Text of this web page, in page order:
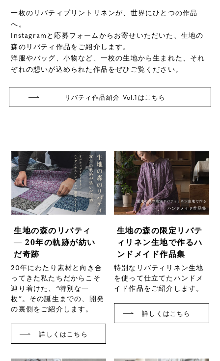
一枚のリバティプリントリネンが、世界にひとつの作品
へ。
Instagramと応募フォームからお寄せいただいた、生地の
森のリバティ作品をご紹介します。
洋服やバッグ、小物など、一枚の生地から生まれた、それ
ぞれの想いが込められた作品をぜひご覧ください。
リバティ作品紹介 Vol.1はこちら
生地の森のリバティ
― 20年の軌跡が紡い
だ奇跡
20年にわたり素材と向き合
ってきた私たちだからこそ
辿り着けた、“特別な一
枚”。その誕生までの、開発
の裏側をご紹介します。
詳しくはこちら
生地の森の限定リバテ
ィリネン生地で作るハ
ンドメイド作品集
特別なリバティリネン生地
を使って仕立てたハンドメ
イド作品をご紹介します。
詳しくはこちら